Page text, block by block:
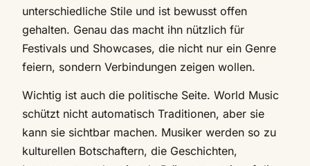
unterschiedliche Stile und ist bewusst offen
gehalten. Genau das macht ihn nützlich für
Festivals und Showcases, die nicht nur ein Genre
feiern, sondern Verbindungen zeigen wollen.
Wichtig ist auch die politische Seite. World Music
schützt nicht automatisch Traditionen, aber sie
kann sie sichtbar machen. Musiker werden so zu
kulturellen Botschaftern, die Geschichten,